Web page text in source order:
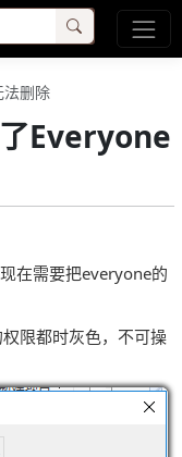
删除
Everyone
在需要把everyone的
限都时灰色，不可操